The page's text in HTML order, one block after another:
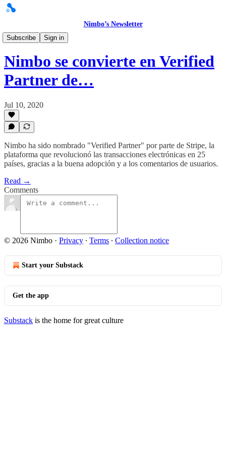
Nimbo’s Newsletter
Subscribe
Sign in
Historias
Nimbo se convierte en Verified
Partner de…
Jul 10, 2020
Nimbo ha sido nombrado "Verified Partner" por parte de Stripe, la
plataforma que revolucionó las transacciones electrónicas en 25
países, gracias a la buena adopción y a los comentarios de usuarios.
Read →
Comments
© 2026 Nimbo · Privacy ∙ Terms ∙ Collection notice
Start your Substack
Get the app
Substack is the home for great culture